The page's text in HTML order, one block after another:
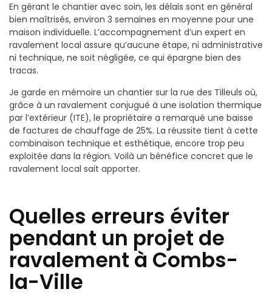
En gérant le chantier avec soin, les délais sont en général
bien maîtrisés, environ 3 semaines en moyenne pour une
maison individuelle. L’accompagnement d’un expert en
ravalement local assure qu’aucune étape, ni administrative
ni technique, ne soit négligée, ce qui épargne bien des
tracas.
Je garde en mémoire un chantier sur la rue des Tilleuls où,
grâce à un ravalement conjugué à une isolation thermique
par l’extérieur (ITE), le propriétaire a remarqué une baisse
de factures de chauffage de 25%. La réussite tient à cette
combinaison technique et esthétique, encore trop peu
exploitée dans la région. Voilà un bénéfice concret que le
ravalement local sait apporter.
Quelles erreurs éviter
pendant un projet de
ravalement à Combs-
la-Ville